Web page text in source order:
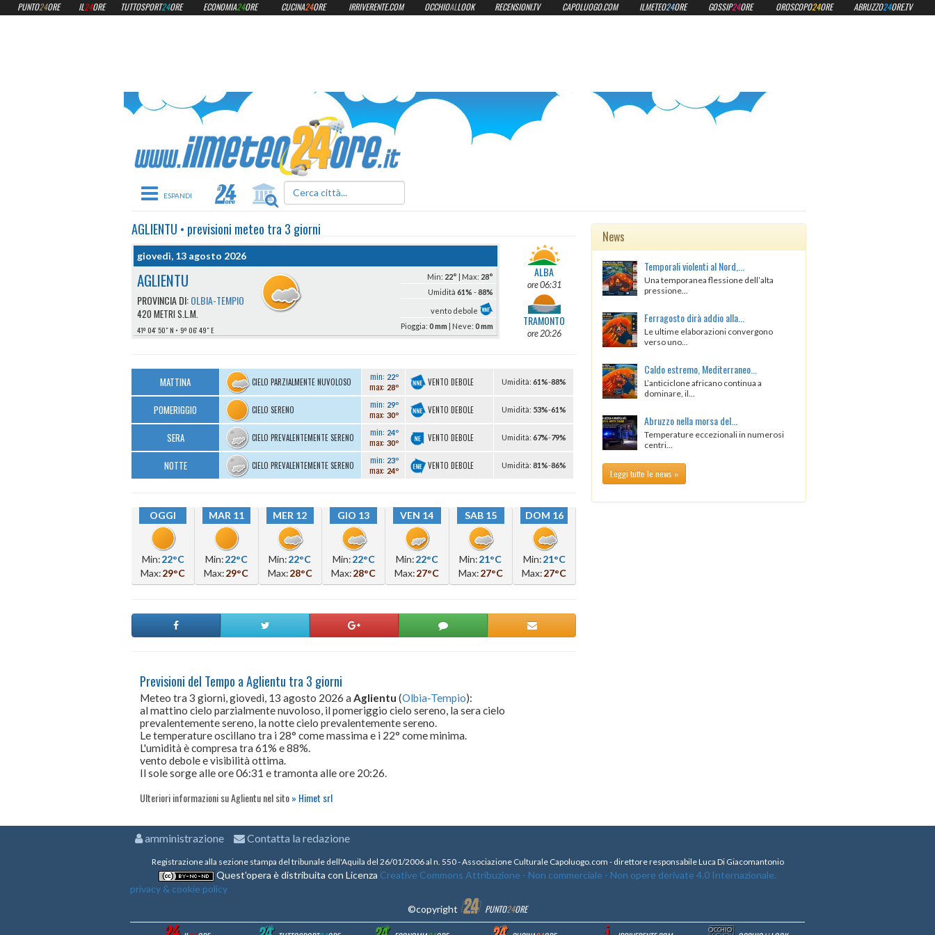
ilmeteo24ore.it
Toggle navigation
AGLIENTU • previsioni meteo tra 3 giorni
giovedì, 13 agosto 2026
AGLIENTU
PROVINCIA DI:OLBIA-TEMPIO
420 METRI S.L.M.
41º 04′ 50″ N 9º 06′ 49″ E
Min: 22° | Max: 28°
Umidità61%-88%
vento debole
Pioggia:0 mm | Neve:0 mm
ALBA
ore 06:31
TRAMONTO
ore 20:26
MATTINA CIELO PARZIALMENTE NUVOLOSO min: 22º
max: 28º VENTO DEBOLE Umidità: 61%-88%
POMERIGGIO CIELO SERENO min: 29º
max: 30º VENTO DEBOLE Umidità: 53%-61%
SERA CIELO PREVALENTEMENTE SERENO min: 24º
max: 30º VENTO DEBOLE Umidità: 67%-79%
NOTTE CIELO PREVALENTEMENTE SERENO min: 23º
max: 24º VENTO DEBOLE Umidità: 81%-86%
OGGI
Min:22°C
Max:29°C
MAR 11
Min:22°C
Max:29°C
MER 12
Min:22°C
Max:28°C
GIO 13
Min:22°C
Max:28°C
VEN 14
Min:22°C
Max:27°C
SAB 15
Min:21°C
Max:27°C
DOM 16
Min:21°C
Max:27°C
Previsioni del Tempo a Aglientu tra 3 giorni
Meteo tra 3 giorni, giovedì, 13 agosto 2026 a Aglientu (Olbia-Tempio):
al mattino cielo parzialmente nuvoloso, il pomeriggio cielo sereno, la sera cielo
prevalentemente sereno, la notte cielo prevalentemente sereno.
Le temperature oscillano tra i 28° come massima e i 22° come minima.
L'umidità è compresa tra 61% e 88%.
vento debole e visibilità ottima.
Il sole sorge alle ore 06:31 e tramonta alle ore 20:26.
Ulteriori informazioni su Aglientu nel sito Himet srl
News
Temporali violenti al Nord,...
Una temporanea flessione dell’alta
pressione...
Ferragosto dirà addio alla...
Le ultime elaborazioni convergono
verso uno...
Caldo estremo, Mediterraneo...
L’anticiclone africano continua a
dominare, il...
Abruzzo nella morsa del...
Temperature eccezionali in numerosi
centri...
Leggi tutte le news »
PUNTO24ORE IL24ORE TUTTOSPORT24ORE ECONOMIA24ORE CUCINA24ORE IRRIVERENTE.COM OCCHIOALLOOK RECENSIONI.TV CAPOLUOGO.COM ILMETEO24ORE GOSSIP24ORE OROSCOPO24ORE ABRUZZO24ORE.TV
amministrazione Contatta la redazione
Registrazione alla sezione stampa del tribunale dell'Aquila del 26/01/2006 al n. 550 - Associazione Culturale Capoluogo.com - direttore responsabile Luca Di Giacomantonio
Quest'opera è distribuita con Licenza Creative Commons Attribuzione - Non commerciale - Non opere derivate 4.0 Internazionale.
privacy & cookie policy
©copyright
PUNTO24ORE